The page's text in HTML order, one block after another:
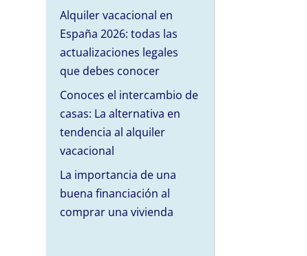
Alquiler vacacional en
España 2026: todas las
actualizaciones legales
que debes conocer
Conoces el intercambio de
casas: La alternativa en
tendencia al alquiler
vacacional
La importancia de una
buena financiación al
comprar una vivienda